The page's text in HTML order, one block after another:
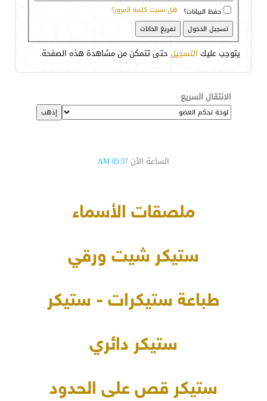
هل نسيت كلمة المرور؟ حفظ البيانات؟
يتوجب عليك التسجيل حتى تتمكن من مشاهدة هذه الصفحة.
الانتقال السريع
الساعة الآن 05:57 AM
ملصقات الأسماء
ستيكر شيت ورقي
طباعة ستيكرات - ستيكر
ستيكر دائري
ستيكر قص على الحدود